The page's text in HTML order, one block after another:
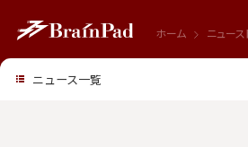
ホーム ニュース
ニュース一覧